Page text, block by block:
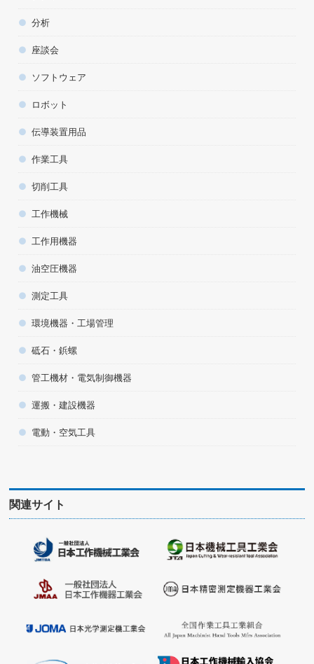
分析
座談会
ソフトウェア
ロボット
伝導装置用品
作業工具
切削工具
工作機械
工作用機器
油空圧機器
測定工具
環境機器・工場管理
砥石・鋲螺
管工機材・電気制御機器
運搬・建設機器
電動・空気工具
関連サイト